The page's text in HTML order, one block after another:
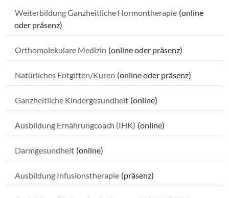
Weiterbildung Ganzheitliche Hormontherapie (online
oder präsenz)
Orthomolekulare Medizin (online oder präsenz)
Natürliches Entgiften/Kuren (online oder präsenz)
Ganzheitliche Kindergesundheit (online)
Ausbildung Ernährungcoach (IHK) (online)
Darmgesundheit (online)
Ausbildung Infusionstherapie (präsenz)